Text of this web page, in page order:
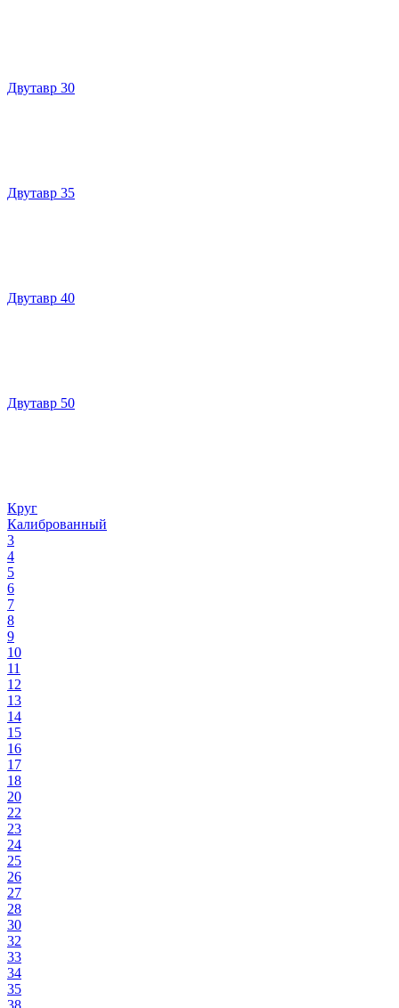
Двутавр 30
Двутавр 35
Двутавр 40
Двутавр 50
Круг
Калиброванный
3
4
5
6
7
8
9
10
11
12
13
14
15
16
17
18
20
22
23
24
25
26
27
28
30
32
33
34
35
38